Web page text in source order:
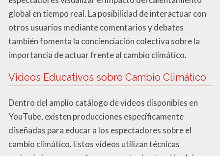
global en tiempo real. La posibilidad de interactuar con
otros usuarios mediante comentarios y debates
también fomenta la concienciación colectiva sobre la
importancia de actuar frente al cambio climático.
Videos Educativos sobre Cambio Climático
Dentro del amplio catálogo de videos disponibles en
YouTube, existen producciones específicamente
diseñadas para educar a los espectadores sobre el
cambio climático. Estos videos utilizan técnicas